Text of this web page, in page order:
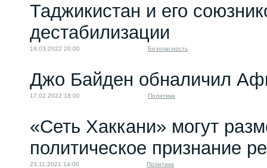
Таджикистан и его
дестабилизации
18.03.2022 20:00 Безопасность
Джо Байден обналичил
17.02.2022 18:00 Политика
«Сеть Хаккани» могут
политическое признание
23.11.2021 14:00 Политика